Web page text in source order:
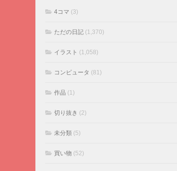
4コマ (3)
ただの日記 (1,370)
イラスト (1,058)
コンピュータ (81)
作品 (1)
切り抜き (2)
未分類 (5)
買い物 (52)